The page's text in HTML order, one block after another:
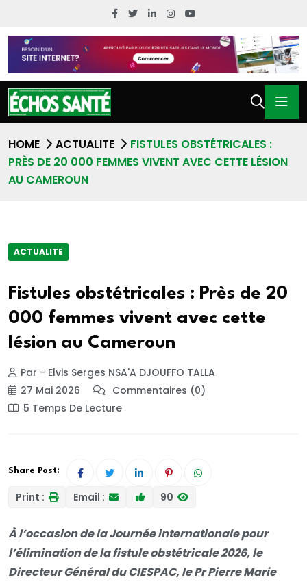
HOME ACTUALITE
FISTULES OBSTÉTRICALES :
PRÈS DE 20 000 FEMMES VIVENT AVEC CETTE LÉSION
AU CAMEROUN
ACTUALITE
Fistules obstétricales : Près de 20
000 femmes vivent avec cette
lésion au Cameroun
Par - Elvis Serges NSA'A DJOUFFO TALLA
27 Mai 2026
Commentaires (0)
5 Temps De Lecture
Share Post:
Print : Email : 90
À l’occasion de la Journée internationale pour
l’élimination de la fistule obstétricale 2026, le
Directeur Général du CIESPAC, le Pr Pierre Marie